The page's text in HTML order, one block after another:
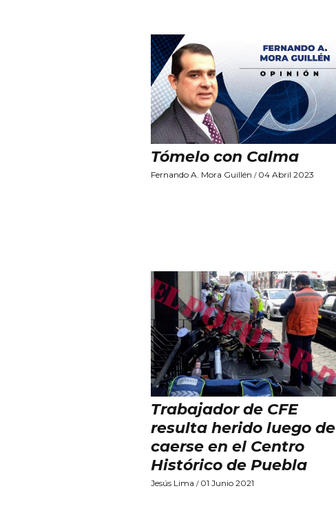
Tómelo con Calma
Fernando A. Mora Guillén / 04 Abril 2023
Trabajador de CFE
resulta herido luego de
caerse en el Centro
Histórico de Puebla
Jesús Lima / 01 Junio 2021